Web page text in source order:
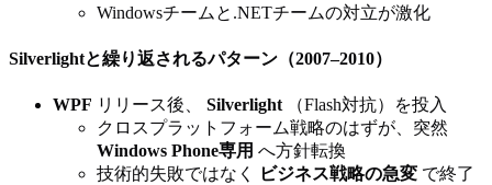
Windowsチームと.NETチームの対立が激化
Silverlightと繰り返されるパターン（2007–2010）
WPF リリース後、 Silverlight （Flash対抗）を投入
クロスプラットフォーム戦略のはずが、突然
Windows Phone専用 へ方針転換
技術的失敗ではなく
ビジネス戦略の急変 で終了